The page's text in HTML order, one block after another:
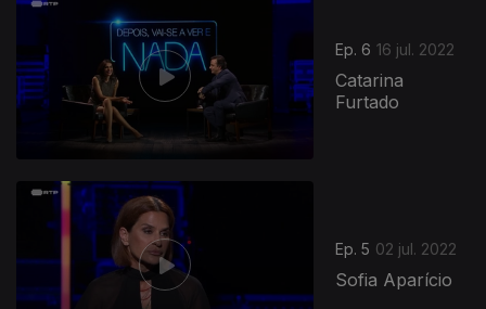
Ep. 6 16 jul. 2022
Catarina
Furtado
Ep. 5 02 jul. 2022
Sofia Aparício